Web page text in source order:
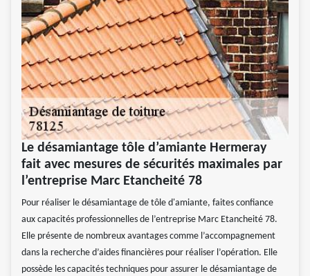
Le désamiantage tôle d’amiante Hermeray
fait avec mesures de sécurités maximales par
l’entreprise Marc Etancheité 78
Pour réaliser le désamiantage de tôle d'amiante, faites confiance
aux capacités professionnelles de l’entreprise Marc Etancheité 78.
Elle présente de nombreux avantages comme l’accompagnement
dans la recherche d’aides financières pour réaliser l’opération. Elle
possède les capacités techniques pour assurer le désamiantage de